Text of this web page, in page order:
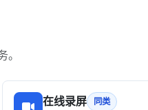
在线录屏 同类